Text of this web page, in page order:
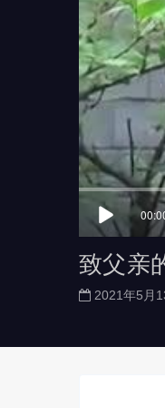
致父亲
2021年5月